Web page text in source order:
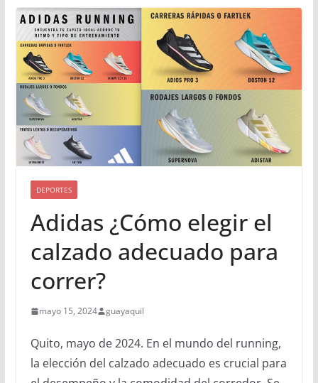
DEPORTES
Adidas ¿Cómo elegir el
calzado adecuado para
correr?
mayo 15, 2024 guayaquil
Quito, mayo de 2024. En el mundo del running,
la elección del calzado adecuado es crucial para